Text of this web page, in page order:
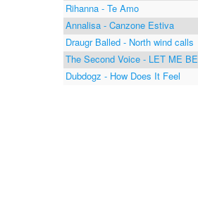
Rihanna - Te Amo
Annalisa - Canzone Estiva
Draugr Balled - North wind calls
The Second Voice - LET ME BE
Dubdogz - How Does It Feel